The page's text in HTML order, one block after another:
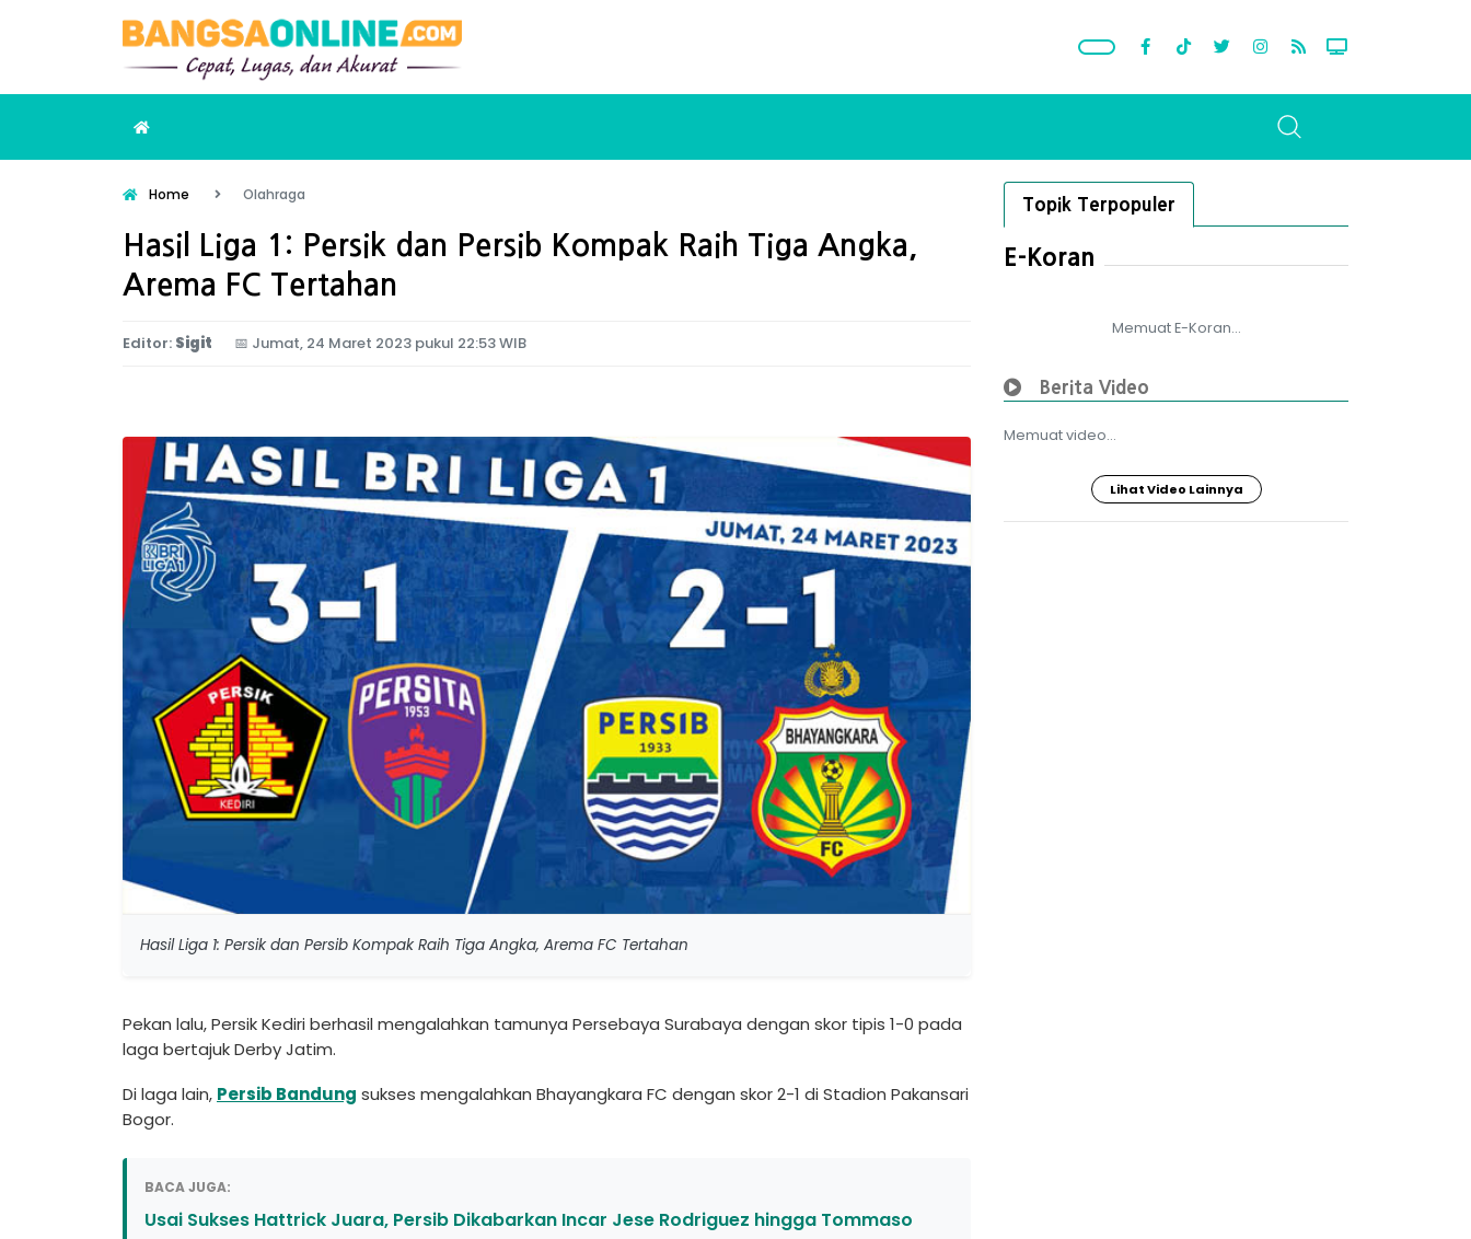
Home Olahraga
Hasil Liga 1: Persik dan Persib Kompak Raih Tiga Angka,
Arema FC Tertahan
Editor: Sigit 📅 Jumat, 24 Maret 2023 pukul 22:53 WIB
Hasil Liga 1: Persik dan Persib Kompak Raih Tiga Angka, Arema FC Tertahan
Pekan lalu, Persik Kediri berhasil mengalahkan tamunya Persebaya Surabaya dengan skor tipis 1-0 pada
laga bertajuk Derby Jatim.
Di laga lain, Persib Bandung sukses mengalahkan Bhayangkara FC dengan skor 2-1 di Stadion Pakansari
Bogor.
BACA JUGA:
Usai Sukses Hattrick Juara, Persib Dikabarkan Incar Jese Rodriguez hingga Tommaso
Topik Terpopuler
E-Koran
Memuat E-Koran...
Berita Video
Memuat video...
Lihat Video Lainnya